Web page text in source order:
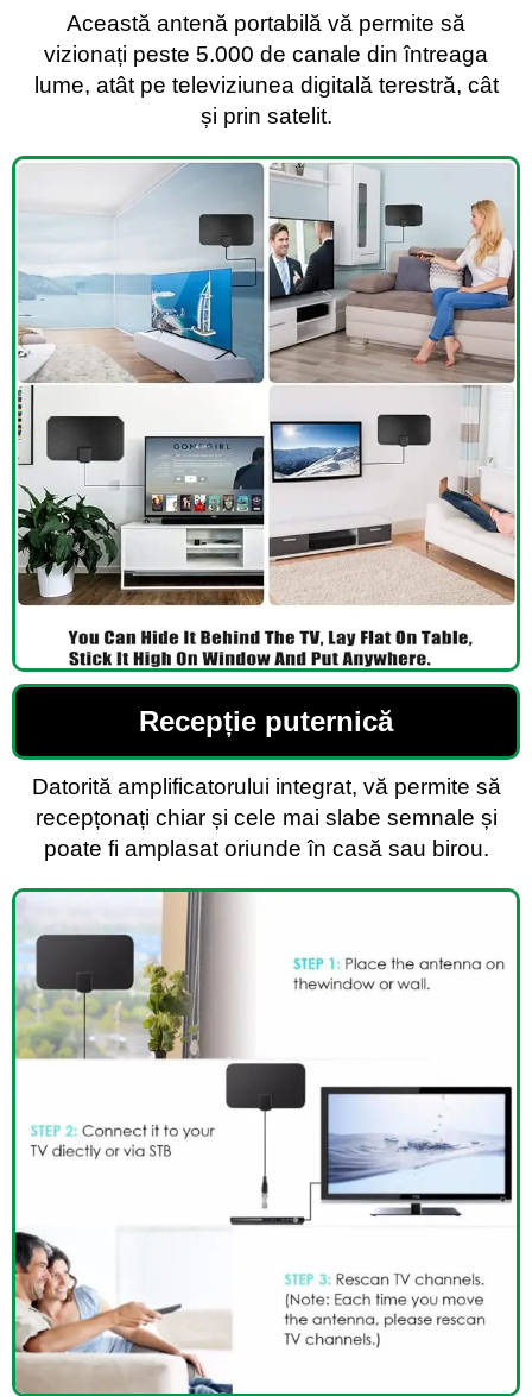
Această antenă portabilă vă permite să
vizionați peste 5.000 de canale din întreaga
lume, atât pe televiziunea digitală terestră, cât
și prin satelit.
Recepție puternică
Datorită amplificatorului integrat, vă permite să
recepțonați chiar și cele mai slabe semnale și
poate fi amplasat oriunde în casă sau birou.